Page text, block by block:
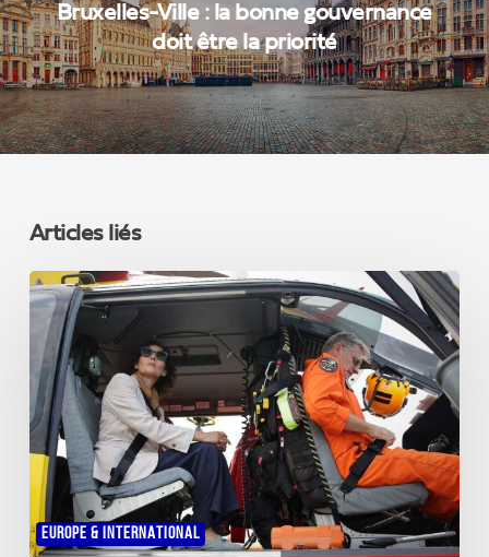
Bruxelles-Ville : la bonne gouvernance
doit être la priorité
Articles liés
EUROPE & INTERNATIONAL
La
Commissaire
Hadja
Lahbib
en
Gironde
pour
témoigner
de
solidarité
européenne